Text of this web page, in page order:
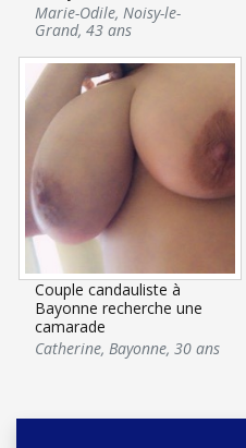
Marie-Odile,Noisy-le-
Grand,43 ans
Couple candauliste à
Bayonne recherche une
camarade
Catherine, Bayonne,30 ans